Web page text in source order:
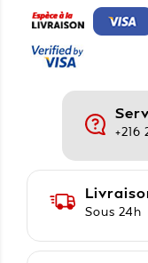
+216
Sous 24h